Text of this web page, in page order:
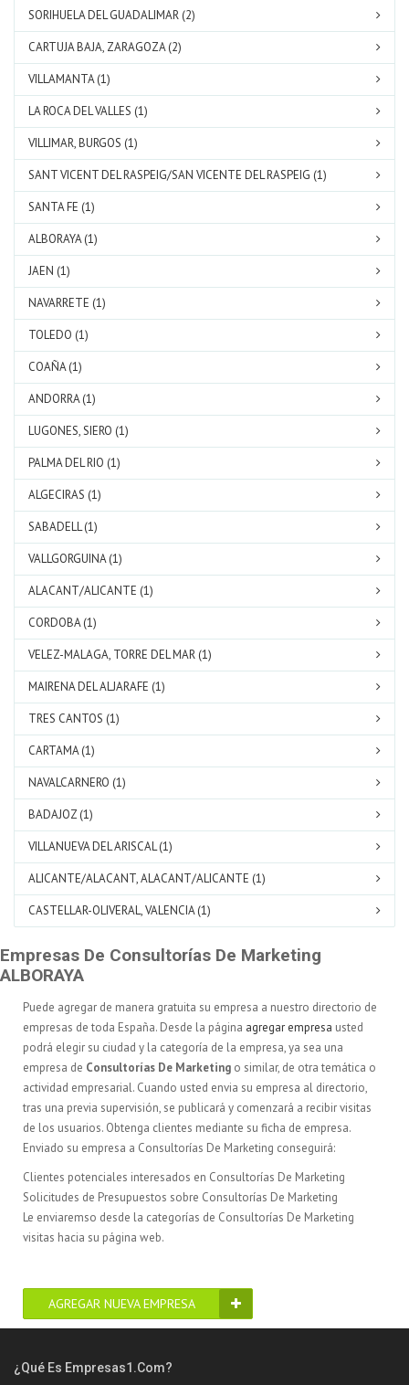
SORIHUELA DEL GUADALIMAR (2)
CARTUJA BAJA, ZARAGOZA (2)
VILLAMANTA (1)
LA ROCA DEL VALLES (1)
VILLIMAR, BURGOS (1)
SANT VICENT DEL RASPEIG/SAN VICENTE DEL RASPEIG (1)
SANTA FE (1)
ALBORAYA (1)
JAEN (1)
NAVARRETE (1)
TOLEDO (1)
COAÑA (1)
ANDORRA (1)
LUGONES, SIERO (1)
PALMA DEL RIO (1)
ALGECIRAS (1)
SABADELL (1)
VALLGORGUINA (1)
ALACANT/ALICANTE (1)
CORDOBA (1)
VELEZ-MALAGA, TORRE DEL MAR (1)
MAIRENA DEL ALJARAFE (1)
TRES CANTOS (1)
CARTAMA (1)
NAVALCARNERO (1)
BADAJOZ (1)
VILLANUEVA DEL ARISCAL (1)
ALICANTE/ALACANT, ALACANT/ALICANTE (1)
CASTELLAR-OLIVERAL, VALENCIA (1)
Empresas De Consultorías De Marketing
ALBORAYA
Puede agregar de manera gratuita su empresa a nuestro directorio de
empresas de toda España. Desde la página agregar empresa usted
podrá elegir su ciudad y la categoría de la empresa, ya sea una
empresa de Consultorías De Marketing o similar, de otra temática o
actividad empresarial. Cuando usted envia su empresa al directorio,
tras una previa supervisión, se publicará y comenzará a recibir visitas
de los usuarios. Obtenga clientes mediante su ficha de empresa.
Enviado su empresa a Consultorías De Marketing conseguirá:
Clientes potenciales interesados en Consultorías De Marketing
Solicitudes de Presupuestos sobre Consultorías De Marketing
Le enviaremso desde la categorías de Consultorías De Marketing
visitas hacia su página web.
AGREGAR NUEVA EMPRESA
¿Qué Es Empresas1.com?